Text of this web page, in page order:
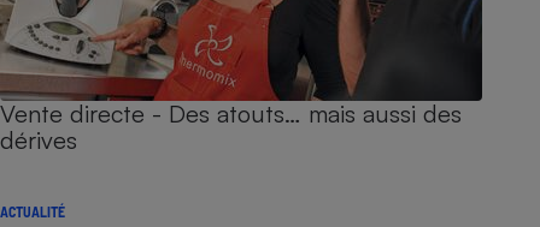
Vente directe - Des atouts… mais aussi des
dérives
ACTUALITÉ